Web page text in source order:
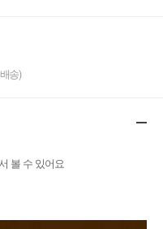
송)
볼 수 있어요